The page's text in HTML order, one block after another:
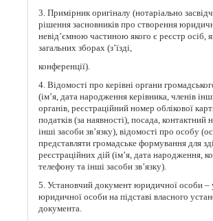
3. Примірник оригіналу (нотаріально
рішення засновників про створення
невід’ємною частиною якого є реєстр осіб,
загальних зборах (з’їзді,
конференції).
4. Відомості про керівні органи
(ім’я, дата народження керівника, членів
органів, реєстраційний номер облікової
податків (за наявності), посада, контактний
інші засоби зв’язку), відомості про особу
представляти громадське формування для
реєстраційних дій (ім’я, дата народження,
телефону та інші засоби зв’язку).
5. Установчий документ юридичної особи –
юридичної особи на підставі власного
документа.